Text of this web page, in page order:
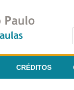
CRÉDITOS